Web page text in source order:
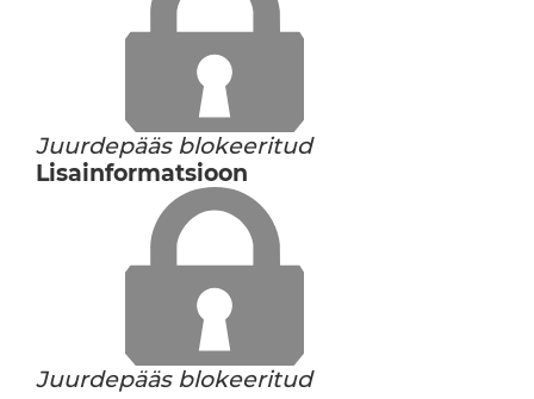
Juurdepääs blokeeritud
Lisainformatsioon
Juurdepääs blokeeritud